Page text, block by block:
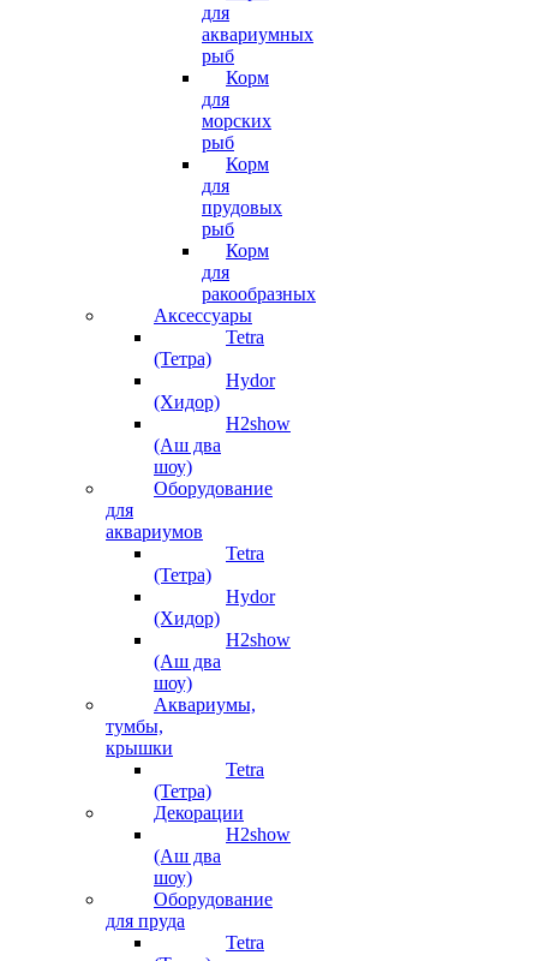
для
аквариумных
рыб
Корм
для
морских
рыб
Корм
для
прудовых
рыб
Корм
для
ракообразных
Аксессуары
Tetra
(Тетра)
Hydor
(Хидор)
H2show
(Аш два
шоу)
Оборудование
для
аквариумов
Tetra
(Тетра)
Hydor
(Хидор)
H2show
(Аш два
шоу)
Аквариумы,
тумбы,
крышки
Tetra
(Тетра)
Декорации
H2show
(Аш два
шоу)
Оборудование
для пруда
Tetra